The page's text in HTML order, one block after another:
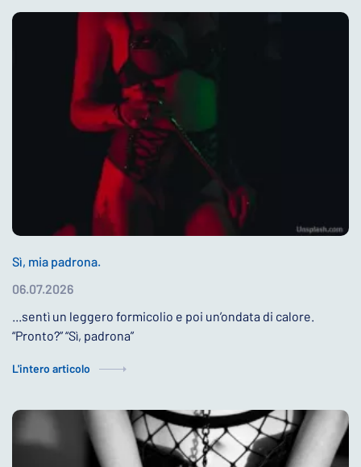
Sì, mia padrona.
06.07.2026
...sentì un leggero formicolio e poi un’ondata di calore.
“Pronto?” “Sì, padrona”
L'intero articolo